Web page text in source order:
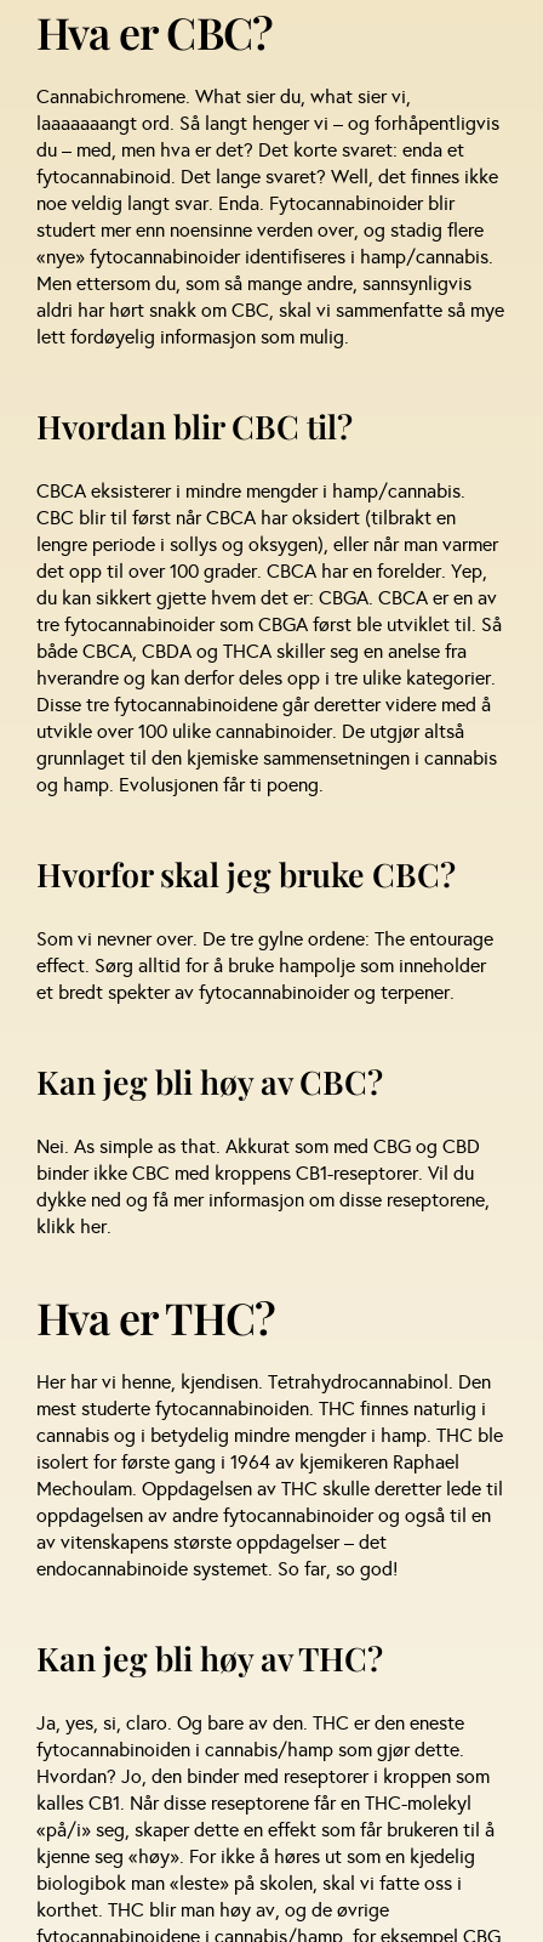
Hva er CBC?
Cannabichromene. What sier du, what sier vi,
laaaaaaangt ord. Så langt henger vi – og forhåpentligvis
du – med, men hva er det? Det korte svaret: enda et
fytocannabinoid. Det lange svaret? Well, det finnes ikke
noe veldig langt svar. Enda. Fytocannabinoider blir
studert mer enn noensinne verden over, og stadig flere
«nye» fytocannabinoider identifiseres i hamp/cannabis.
Men ettersom du, som så mange andre, sannsynligvis
aldri har hørt snakk om CBC, skal vi sammenfatte så mye
lett fordøyelig informasjon som mulig.
Hvordan blir CBC til?
CBCA eksisterer i mindre mengder i hamp/cannabis.
CBC blir til først når CBCA har oksidert (tilbrakt en
lengre periode i sollys og oksygen), eller når man varmer
det opp til over 100 grader. CBCA har en forelder. Yep,
du kan sikkert gjette hvem det er: CBGA. CBCA er en av
tre fytocannabinoider som CBGA først ble utviklet til. Så
både CBCA, CBDA og THCA skiller seg en anelse fra
hverandre og kan derfor deles opp i tre ulike kategorier.
Disse tre fytocannabinoidene går deretter videre med å
utvikle over 100 ulike cannabinoider. De utgjør altså
grunnlaget til den kjemiske sammensetningen i cannabis
og hamp. Evolusjonen får ti poeng.
Hvorfor skal jeg bruke CBC?
Som vi nevner over. De tre gylne ordene: The entourage
effect. Sørg alltid for å bruke hampolje som inneholder
et bredt spekter av fytocannabinoider og terpener.
Kan jeg bli høy av CBC?
Nei. As simple as that. Akkurat som med CBG og CBD
binder ikke CBC med kroppens CB1-reseptorer. Vil du
dykke ned og få mer informasjon om disse reseptorene,
klikk her.
Hva er THC?
Her har vi henne, kjendisen. Tetrahydrocannabinol. Den
mest studerte fytocannabinoiden. THC finnes naturlig i
cannabis og i betydelig mindre mengder i hamp. THC ble
isolert for første gang i 1964 av kjemikeren Raphael
Mechoulam. Oppdagelsen av THC skulle deretter lede til
oppdagelsen av andre fytocannabinoider og også til en
av vitenskapens største oppdagelser – det
endocannabinoide systemet. So far, so god!
Kan jeg bli høy av THC?
Ja, yes, si, claro. Og bare av den. THC er den eneste
fytocannabinoiden i cannabis/hamp som gjør dette.
Hvordan? Jo, den binder med reseptorer i kroppen som
kalles CB1. Når disse reseptorene får en THC-molekyl
«på/i» seg, skaper dette en effekt som får brukeren til å
kjenne seg «høy». For ikke å høres ut som en kjedelig
biologibok man «leste» på skolen, skal vi fatte oss i
korthet. THC blir man høy av, og de øvrige
fytocannabinoidene i cannabis/hamp, for eksempel CBG